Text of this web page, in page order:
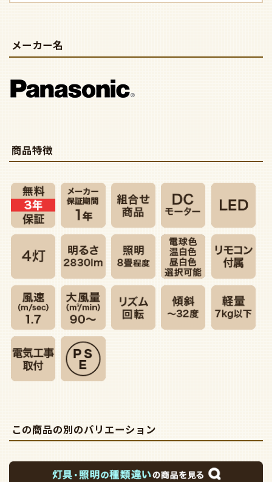
メーカー名
商品特徴
この商品の別のバリエーション